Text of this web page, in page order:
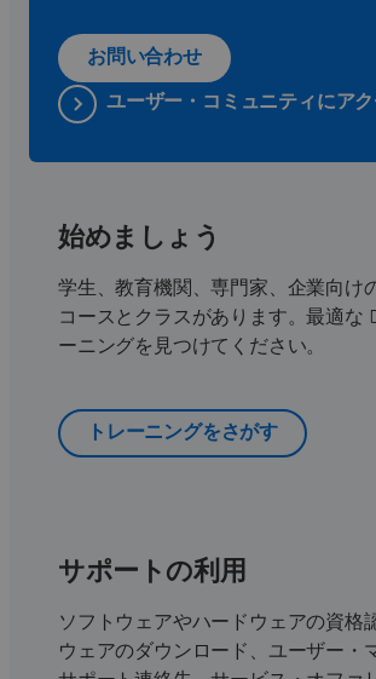
お問い合わせ
ユーザー・コミュニティにア
始めましょう
学生、教育機関、専門家、企業向け
コースとクラスがあります。最適な
ーニングを見つけてください。
トレーニングをさがす
サポートの利用
ソフトウェアやハードウェアの資格
ウェアのダウンロード、ユーザー・